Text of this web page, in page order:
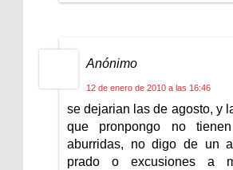
Anónimo
12 de enero de 2010 a las 16:46
se dejarian las de agosto, y
que pronpongo no
aburridas, no digo de un
prado o excusiones a